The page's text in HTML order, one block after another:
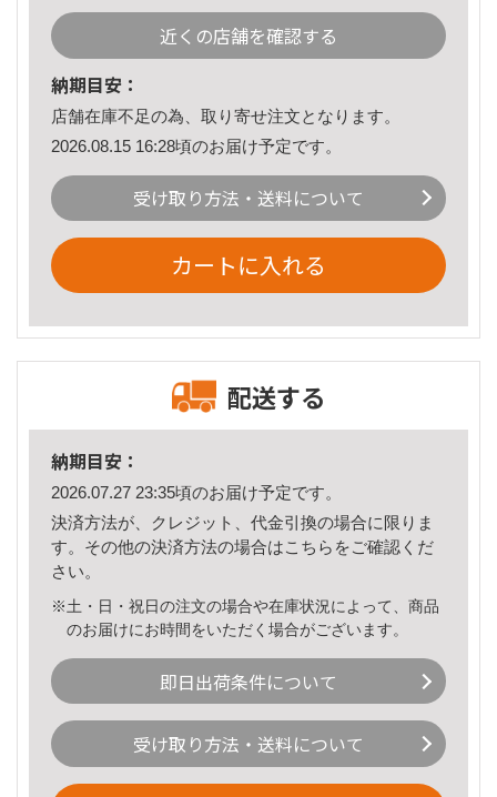
近くの店舗を確認する
納期目安：
店舗在庫不足の為、取り寄せ注文となります。
2026.08.15 16:28頃のお届け予定です。
受け取り方法・送料について
カートに入れる
配送する
納期目安：
2026.07.27 23:35頃のお届け予定です。
決済方法が、クレジット、代金引換の場合に限りま
す。その他の決済方法の場合はこちら をご確認くだ
さい。
※土・日・祝日の注文の場合や在庫状況によって、商品
のお届けにお時間をいただく場合がございます。
即日出荷条件について
受け取り方法・送料について